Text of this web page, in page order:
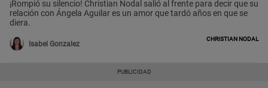
¡Rompió su silencio! Christian Nodal salió al frente para decir que su
relación con Ángela Aguilar es un amor que tardó años en que se
diera.
Isabel Gonzalez
Christian Nodal